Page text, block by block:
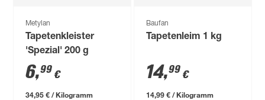
Metylan
Tapetenkleister
'Spezial' 200 g
6,99 €
34,95 € / Kilogramm
Baufan
Tapetenleim 1 kg
14,99 €
14,99 € / Kilogramm